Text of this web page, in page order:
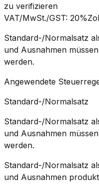
zu verifizieren
VAT/MwSt./GST: 20%
Standard-/Normalsatz
und Ausnahmen
werden.
Angewendete
Standard-/Normalsatz
Standard-/Normalsatz
und Ausnahmen
werden.
Standard-/Normalsatz
und Ausnahmen